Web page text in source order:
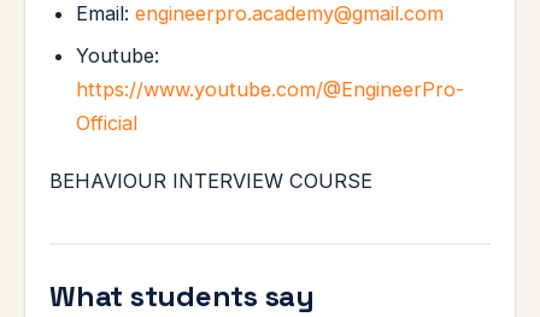
Email:engineerpro.academy@gmail.com
Youtube:
https://www.youtube.com/@EngineerPro-
Official
BEHAVIOUR INTERVIEW COURSE
What students say